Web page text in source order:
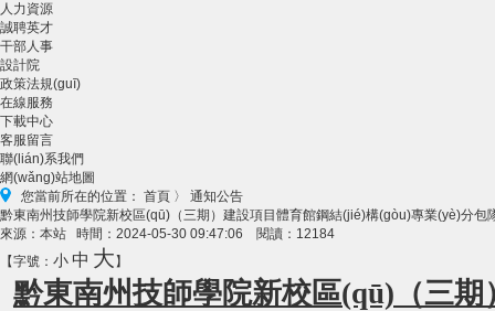
人力資源
誠聘英才
干部人事
設計院
政策法規(guī)
在線服務
下載中心
客服留言
聯(lián)系我們
網(wǎng)站地圖
您當前所在的位置： 首頁 〉 通知公告
黔東南州技師學院新校區(qū)（三期）建設項目體育館鋼結(jié)構(gòu)專業(yè)分包
來源：本站 時間：2024-05-30 09:47:06 閱讀：12184
【字號： 小 中 大 】
黔東南州技師學院新校區(qū)（三